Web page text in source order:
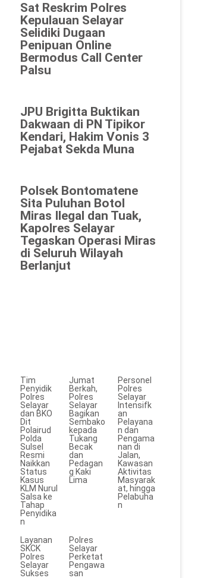
Sat Reskrim Polres
Kepulauan Selayar
Selidiki Dugaan
Penipuan Online
Bermodus Call Center
Palsu
JPU Brigitta Buktikan
Dakwaan di PN Tipikor
Kendari, Hakim Vonis 3
Pejabat Sekda Muna
Polsek Bontomatene
Sita Puluhan Botol
Miras Ilegal dan Tuak,
Kapolres Selayar
Tegaskan Operasi Miras
di Seluruh Wilayah
Berlanjut
Tim
Penyidik
Polres
Selayar
dan BKO
Dit
Polairud
Polda
Sulsel
Resmi
Naikkan
Status
Kasus
KLM Nurul
Salsa ke
Tahap
Penyidika
n
Jumat
Berkah,
Polres
Selayar
Bagikan
Sembako
kepada
Tukang
Becak
dan
Pedagan
g Kaki
Lima
Personel
Polres
Selayar
Intensifk
an
Pelayana
n dan
Pengama
nan di
Jalan,
Kawasan
Aktivitas
Masyarak
at, hingga
Pelabuha
n
Layanan
SKCK
Polres
Selayar
Sukses
Polres
Selayar
Perketat
Pengawa
san